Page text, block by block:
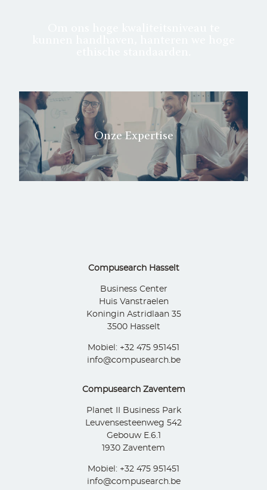
Onze Expertise
Compusearch Hasselt
Business Center
Huis Vanstraelen
Koningin Astridlaan 35
3500 Hasselt
Mobiel: +32 475 951451
info@compusearch.be
Compusearch Zaventem
Planet II Business Park
Leuvensesteenweg 542
Gebouw E.6.1
1930 Zaventem
Mobiel: +32 475 951451
info@compusearch.be